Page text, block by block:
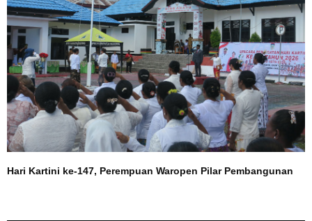
Hari Kartini ke-147, Perempuan Waropen Pilar Pembangunan